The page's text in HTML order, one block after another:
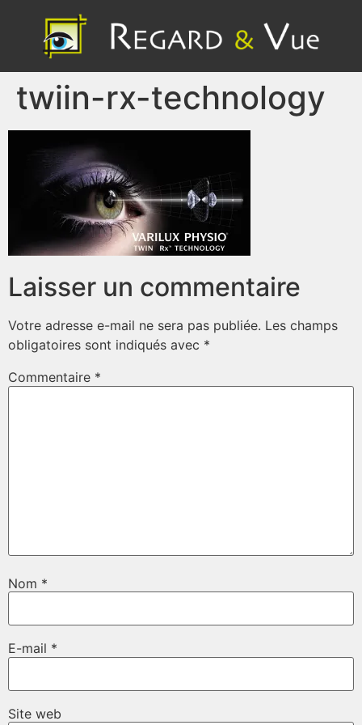
twiin-rx-technology
Laisser un commentaire
Votre adresse e-mail ne sera pas publiée. Les champs
obligatoires sont indiqués avec *
Commentaire *
Nom *
E-mail *
Site web